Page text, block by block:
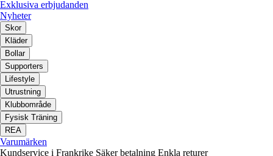
Exklusiva erbjudanden
Nyheter
Skor
Kläder
Bollar
Supporters
Lifestyle
Utrustning
Klubbområde
Fysisk Träning
REA
Varumärken
Kundservice i Frankrike Säker betalning Enkla returer